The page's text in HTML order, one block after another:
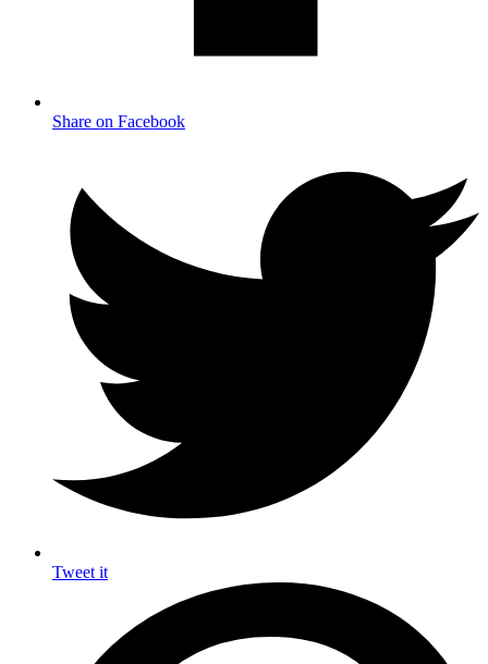
Share on Facebook
Tweet it